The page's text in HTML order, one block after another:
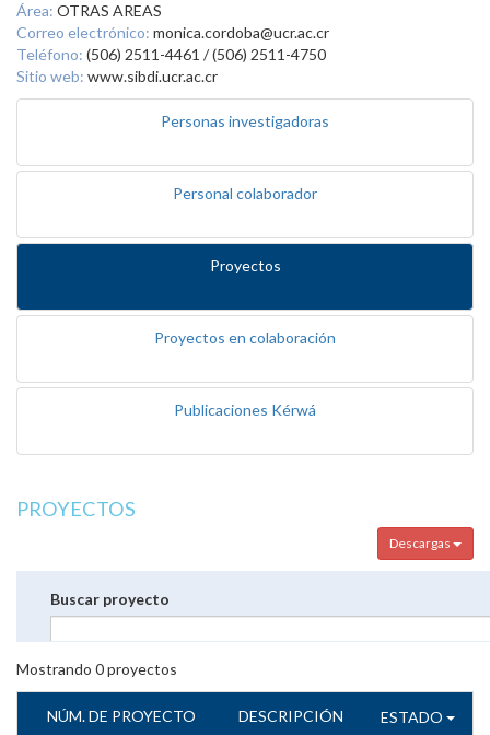
Área: OTRAS AREAS
Correo electrónico: monica.cordoba@ucr.ac.cr
Teléfono: (506) 2511-4461 / (506) 2511-4750
Sitio web: www.sibdi.ucr.ac.cr
Personas investigadoras
Personal colaborador
Proyectos
Proyectos en colaboración
Publicaciones Kérwá
PROYECTOS
Descargas
Buscar proyecto
Mostrando 0proyectos
NÚM. DE PROYECTO DESCRIPCIÓN ESTADO